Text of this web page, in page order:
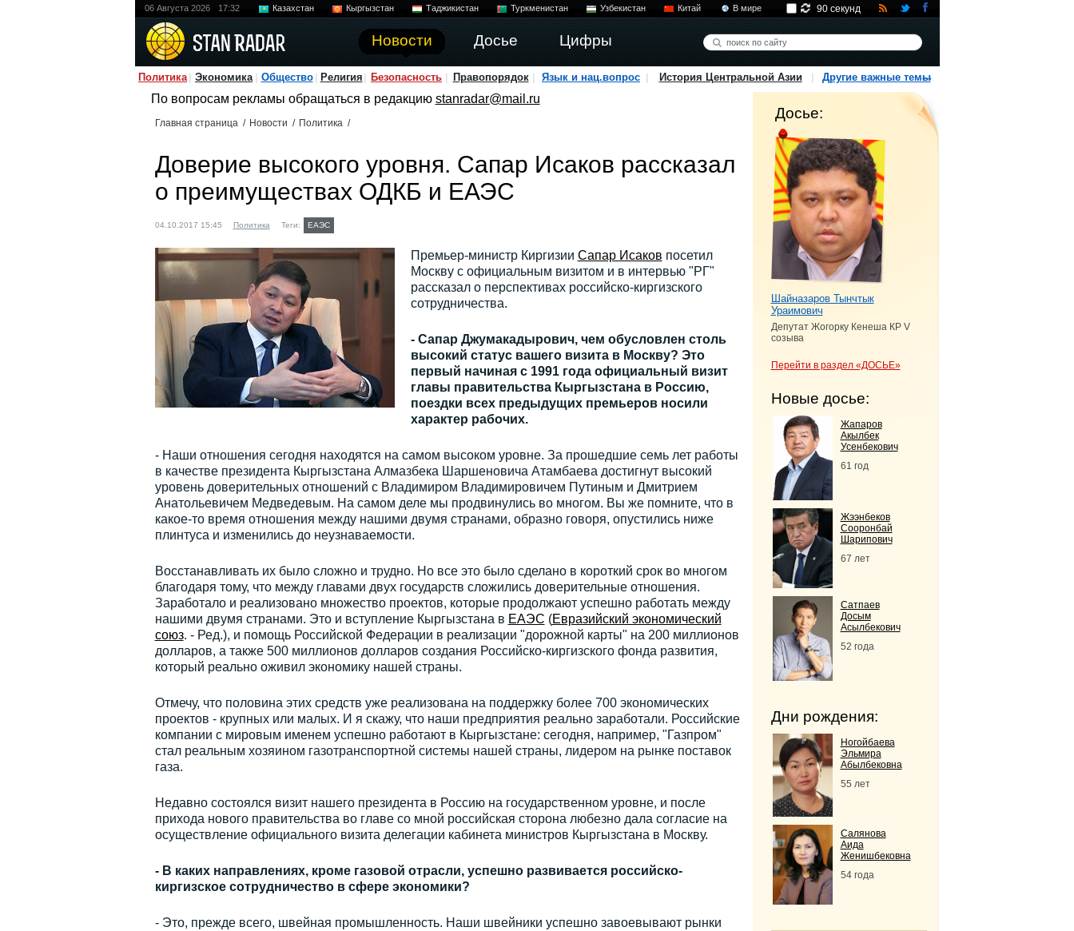
06 Августа 2026 17:32 Казахстан Кыргызстан Таджикистан Туркменистан Узбекистан Китай В мире
Новости Досье Цифры
90 секунд
Политика Экономика Общество Религия Безопасность Правопорядок Язык и нац.вопрос История Центральной Азии Другие важные темы
По вопросам рекламы обращаться в редакцию stanradar@mail.ru
Главная страница / Новости / Политика /
Доверие высокого уровня. Сапар Исаков рассказал
о преимуществах ОДКБ и ЕАЭС
04.10.2017 15:45 Политика Теги: ЕАЭС
Премьер-министр Киргизии Сапар Исаков посетил
Москву с официальным визитом и в интервью "РГ"
рассказал о перспективах российско-киргизского
сотрудничества.
- Сапар Джумакадырович, чем обусловлен столь
высокий статус вашего визита в Москву? Это
первый начиная с 1991 года официальный визит
главы правительства Кыргызстана в Россию,
поездки всех предыдущих премьеров носили
характер рабочих.
- Наши отношения сегодня находятся на самом высоком уровне. За прошедшие семь лет работы
в качестве президента Кыргызстана Алмазбека Шаршеновича Атамбаева достигнут высокий
уровень доверительных отношений с Владимиром Владимировичем Путиным и Дмитрием
Анатольевичем Медведевым. На самом деле мы продвинулись во многом. Вы же помните, что в
какое-то время отношения между нашими двумя странами, образно говоря, опустились ниже
плинтуса и изменились до неузнаваемости.
Восстанавливать их было сложно и трудно. Но все это было сделано в короткий срок во многом
благодаря тому, что между главами двух государств сложились доверительные отношения.
Заработало и реализовано множество проектов, которые продолжают успешно работать между
нашими двумя странами. Это и вступление Кыргызстана в ЕАЭС (Евразийский экономический
союз. - Ред.), и помощь Российской Федерации в реализации "дорожной карты" на 200 миллионов
долларов, а также 500 миллионов долларов создания Российско-киргизского фонда развития,
который реально оживил экономику нашей страны.
Отмечу, что половина этих средств уже реализована на поддержку более 700 экономических
проектов - крупных или малых. И я скажу, что наши предприятия реально заработали. Российские
компании с мировым именем успешно работают в Кыргызстане: сегодня, например, "Газпром"
стал реальным хозяином газотранспортной системы нашей страны, лидером на рынке поставок
газа.
Недавно состоялся визит нашего президента в Россию на государственном уровне, и после
прихода нового правительства во главе со мной российская сторона любезно дала согласие на
осуществление официального визита делегации кабинета министров Кыргызстана в Москву.
- В каких направлениях, кроме газовой отрасли, успешно развивается российско-
киргизское сотрудничество в сфере экономики?
- Это, прежде всего, швейная промышленность. Наши швейники успешно завоевывают рынки
Досье:
Шайназаров Тынчтык
Ураимович
Депутат Жогорку Кенеша КР V
созыва
Перейти в раздел «ДОСЬЕ»
Новые досье:
Жапаров
Акылбек
Усенбекович
61 год
Жээнбеков
Сооронбай
Шарипович
67 лет
Сатпаев
Досым
Асылбекович
52 года
Дни рождения:
Ногойбаева
Эльмира
Абылбековна
55 лет
Салянова
Аида
Женишбековна
54 года